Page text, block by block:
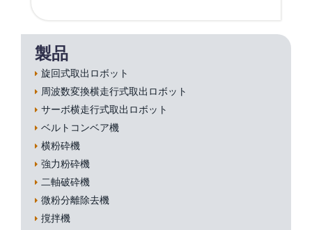
製品
旋回式取出ロボット
周波数変換横走行式取出ロボット
サーボ横走行式取出ロボット
ベルトコンベア機
横粉砕機
強力粉砕機
二軸破砕機
微粉分離除去機
撹拌機